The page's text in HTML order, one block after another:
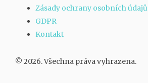
Zásady ochrany osobních údajů
GDPR
Kontakt
© 2026. Všechna práva vyhrazena.